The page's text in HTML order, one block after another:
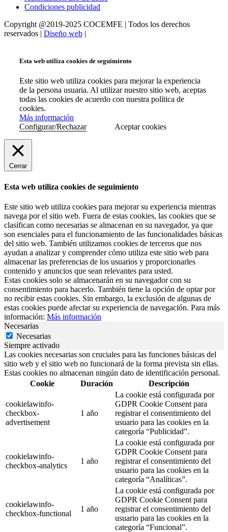
Condiciones publicidad
Copyright @2019-2025 COCEMFE | Todos los derechos
reservados | Diseño web |
Esta web utiliza cookies de seguimiento
Este sitio web utiliza cookies para mejorar la experiencia
de la persona usuaria. Al utilizar nuestro sitio web, aceptas
todas las cookies de acuerdo con nuestra política de
cookies.
Más información
Configurar/Rechazar
Aceptar cookies
Cerrar
Esta web utiliza cookies de seguimiento
Este sitio web utiliza cookies para mejorar su experiencia mientras
navega por el sitio web. Fuera de estas cookies, las cookies que se
clasifican como necesarias se almacenan en su navegador, ya que
son esenciales para el funcionamiento de las funcionalidades básicas
del sitio web. También utilizamos cookies de terceros que nos
ayudan a analizar y comprender cómo utiliza este sitio web para
almacenar las preferencias de los usuarios y proporcionarles
contenido y anuncios que sean relevantes para usted.
Estas cookies solo se almacenarán en su navegador con su
consentimiento para hacerlo. También tiene la opción de optar por
no recibir estas cookies. Sin embargo, la exclusión de algunas de
estas cookies puede afectar su experiencia de navegación. Para más
información: Más información
Necesarias
Necesarias
Siempre activado
Las cookies necesarias son cruciales para las funciones básicas del
sitio web y el sitio web no funcionará de la forma prevista sin ellas.
Estas cookies no almacenan ningún dato de identificación personal.
Cookie
Duración Descripción
cookielawinfo-
checkbox-
advertisement
1 año
La cookie está configurada por
GDPR Cookie Consent para
registrar el consentimiento del
usuario para las cookies en la
categoría “Publicidad”.
cookielawinfo-
checkbox-analytics
1 año
La cookie está configurada por
GDPR Cookie Consent para
registrar el consentimiento del
usuario para las cookies en la
categoría “Analíticas”.
cookielawinfo-
checkbox-functional
1 año
La cookie está configurada por
GDPR Cookie Consent para
registrar el consentimiento del
usuario para las cookies en la
categoría “Funcional”.